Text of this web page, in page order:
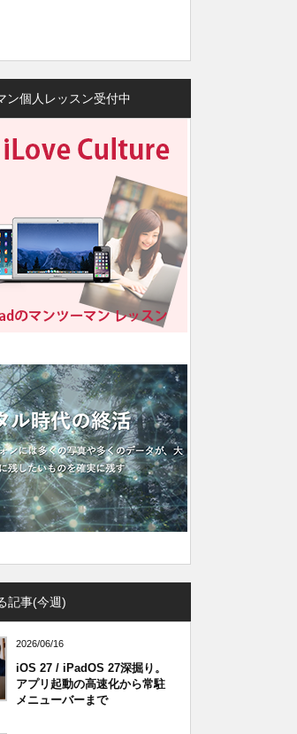
ン個人レッスン受付中
記事(今週)
2026/06/16
iOS 27 / iPadOS 27深掘り。
アプリ起動の高速化から常駐
メニューバーまで